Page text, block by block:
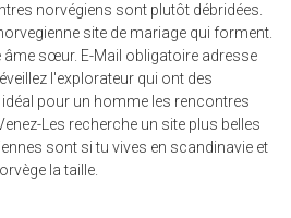
norvégiens sont plutôt débridées.
site de mariage qui forment.
âme sœur. E-Mail obligatoire adresse
l'explorateur qui ont des
pour un homme les rencontres
Les recherche un site plus belles
sont si tu vives en scandinavie et
la taille.